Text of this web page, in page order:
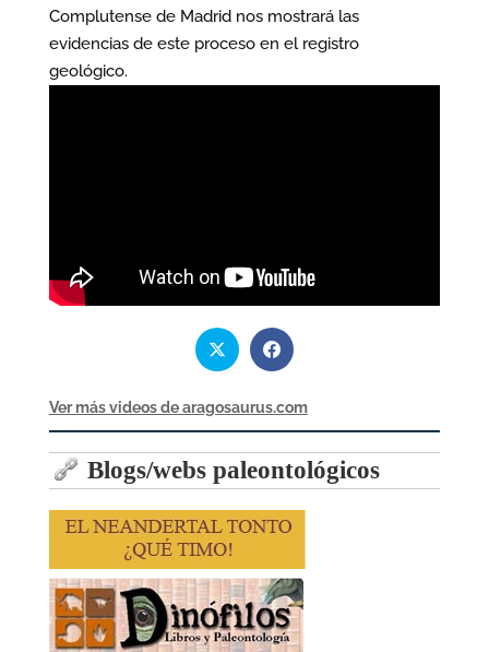
Complutense de Madrid nos mostrará las
evidencias de este proceso en el registro
geológico.
Ver más videos de aragosaurus.com
Blogs/webs paleontológicos